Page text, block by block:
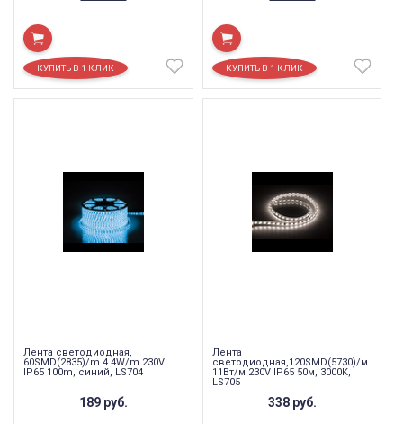
Лента светодиодная,
60SMD(2835)/m 4.4W/m 230V
IP65 100m, синий, LS704
189 руб.
Лента
светодиодная,120SMD(5730)/м
11Вт/м 230V IP65 50м, 3000K,
LS705
338 руб.